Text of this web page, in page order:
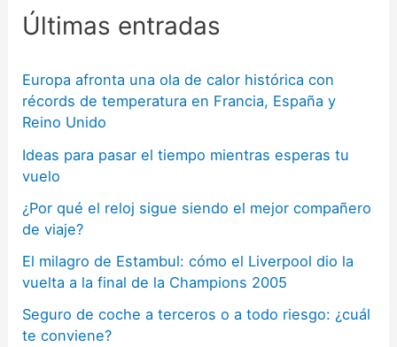
Últimas entradas
Europa afronta una ola de calor histórica con
récords de temperatura en Francia, España y
Reino Unido
Ideas para pasar el tiempo mientras esperas tu
vuelo
¿Por qué el reloj sigue siendo el mejor compañero
de viaje?
El milagro de Estambul: cómo el Liverpool dio la
vuelta a la final de la Champions 2005
Seguro de coche a terceros o a todo riesgo: ¿cuál
te conviene?